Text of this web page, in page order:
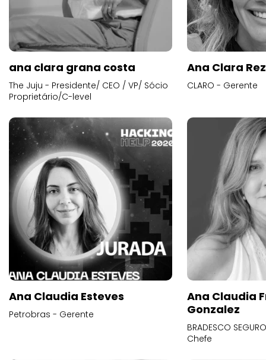
ana clara grana costa
The Juju - Presidente/ CEO / VP/ Sócio
Proprietário/C-level
Ana Clara
CLARO - Gerente
Ana Claudia Esteves
Petrobras - Gerente
Ana Claudia
Gonzalez
BRADESCO
Chefe